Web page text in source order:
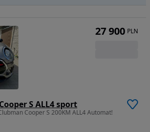
S ALL4 sport
Cooper S 200KM ALL4 Automat!
27 900 PLN